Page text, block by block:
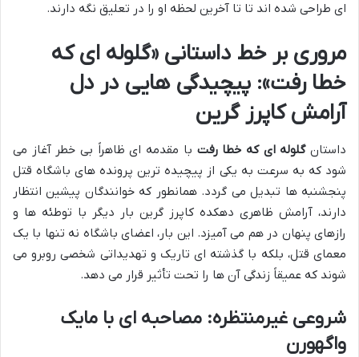
ای طراحی شده اند تا تا آخرین لحظه او را در تعلیق نگه دارند.
مروری بر خط داستانی «گلوله ای که
خطا رفت»: پیچیدگی هایی در دل
آرامش کاپرز گرین
داستانگلوله ای که خطا رفت با مقدمه ای ظاهراً بی خطر آغاز می
شود که به سرعت به یکی از پیچیده ترین پرونده های باشگاه قتل
پنجشنبه ها تبدیل می گردد. همانطور که خوانندگان پیشین انتظار
دارند، آرامش ظاهری دهکده کاپرز گرین بار دیگر با توطئه ها و
رازهای پنهان در هم می آمیزد. این بار، اعضای باشگاه نه تنها با یک
معمای قتل، بلکه با گذشته ای تاریک و تهدیداتی شخصی روبرو می
شوند که عمیقاً زندگی آن ها را تحت تأثیر قرار می دهد.
شروعی غیرمنتظره: مصاحبه ای با مایک
واگهورن